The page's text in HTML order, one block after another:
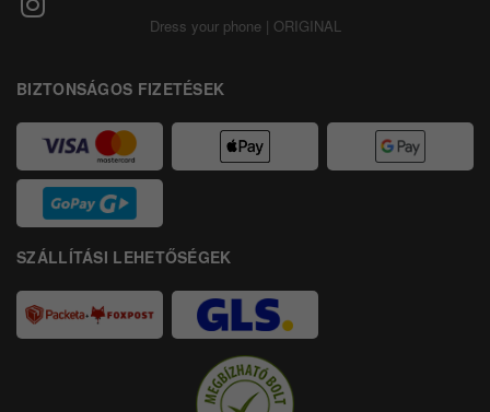
Dress your phone | ORIGINAL
BIZTONSÁGOS FIZETÉSEK
SZÁLLÍTÁSI LEHETŐSÉGEK